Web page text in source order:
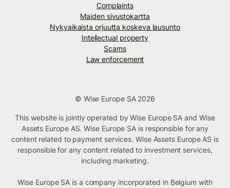
Complaints
Maiden sivustokartta
Nykyaikaista orjuutta koskeva lausunto
Intellectual property
Scams
Law enforcement
© Wise Europe SA 2026
This website is jointly operated by Wise Europe SA and Wise
Assets Europe AS. Wise Europe SA is responsible for any
content related to payment services. Wise Assets Europe AS is
responsible for any content related to investment services,
including marketing.
Wise Europe SA is a company incorporated in Belgium with